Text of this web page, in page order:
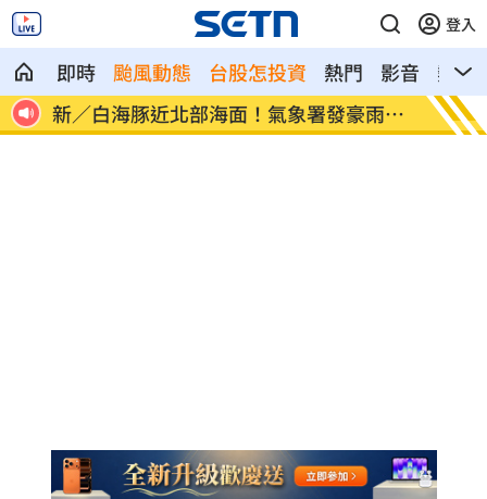
登入
即時 颱風動態 台股怎投資 熱門 影音
熱搜
特
南電Q2財報公布後 目標價調升 俄軍